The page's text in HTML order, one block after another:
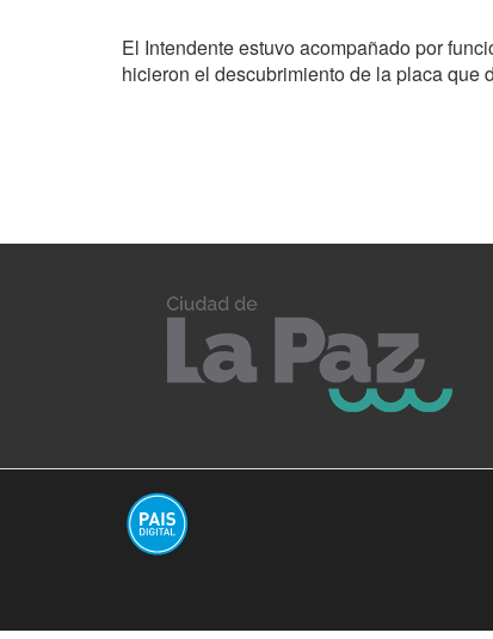
El Intendente estuvo acompañado por
hicieron el descubrimiento de la placa que